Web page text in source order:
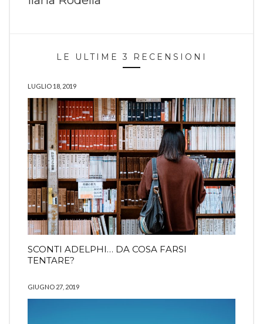
LE ULTIME 3 RECENSIONI
LUGLIO 18, 2019
SCONTI ADELPHI… DA COSA FARSI
TENTARE?
GIUGNO 27, 2019